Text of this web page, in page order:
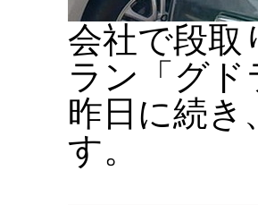
会社で段取
ラン「グ
昨日に続き
す。